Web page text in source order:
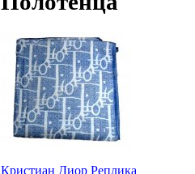
Кристиан Диор Реплика